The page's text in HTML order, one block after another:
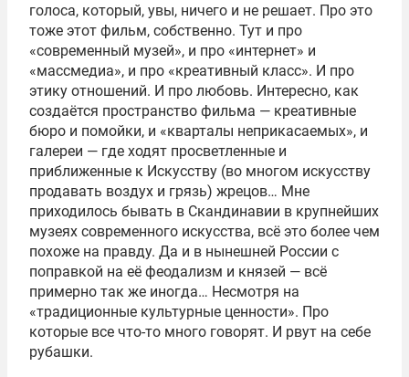
голоса, который, увы, ничего и не решает. Про это
тоже этот фильм, собственно. Тут и про
«современный музей», и про «интернет» и
«массмедиа», и про «креативный класс». И про
этику отношений. И про любовь. Интересно, как
создаётся пространство фильма — креативные
бюро и помойки, и «кварталы неприкасаемых», и
галереи — где ходят просветленные и
приближенные к Искусству (во многом искусству
продавать воздух и грязь) жрецов… Мне
приходилось бывать в Скандинавии в крупнейших
музеях современного искусства, всё это более чем
похоже на правду. Да и в нынешней России с
поправкой на её феодализм и князей — всё
примерно так же иногда… Несмотря на
«традиционные культурные ценности». Про
которые все что-то много говорят. И рвут на себе
рубашки.